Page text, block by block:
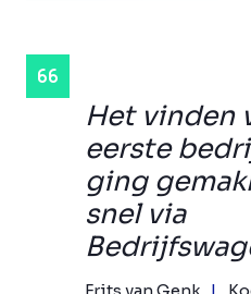
Het vinden
eerste
ging
snel via